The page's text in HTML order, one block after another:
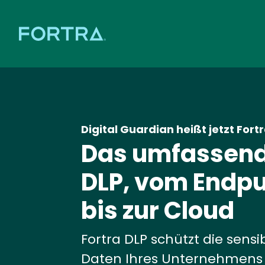
Digital Guardian heißt jetzt
Das
DLP, vom
bis zur Cloud
Fortra DLP schützt die
Daten Ihres